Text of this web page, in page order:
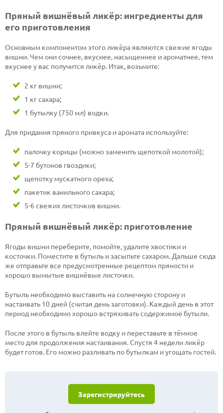
Пряный вишнёвый ликёр: ингредиенты для
его приготовления
Основным компонентом этого ликёра являются свежие ягоды
вишни. Чем они сочнее, вкуснее, насыщеннее и ароматнее, тем
вкуснее у вас получится ликёр. Итак, возьмите:
2 кг вишни;
1 кг сахара;
1 бутылку (750 мл) водки.
Для придания пряного привкуса и аромата используйте:
палочку корицы (можно заменить щепоткой молотой);
5-7 бутонов гвоздики;
щепотку мускатного ореха;
пакетик ванильного сахара;
5-6 свежих листочков вишни.
Пряный вишнёвый ликёр: приготовление
Ягоды вишни переберите, помойте, удалите хвостики и
косточки. Поместите в бутыль и засыпьте сахаром. Дальше сюда
же отправьте все предусмотренные рецептом пряности и
хорошо вымытые вишнёвые листочки.
Бутыль необходимо выставить на солнечную сторону и
настаивать 10 дней (считая день заготовки). Каждый день в этот
период необходимо хорошо встряхивать содержимое бутыли.
После этого в бутыль влейте водку и переставьте в тёмное
место для продолжения настаивания. Спустя 4 недели ликёр
будет готов. Его можно разливать по бутылкам и угощать гостей.
Зарегистрируйтесь